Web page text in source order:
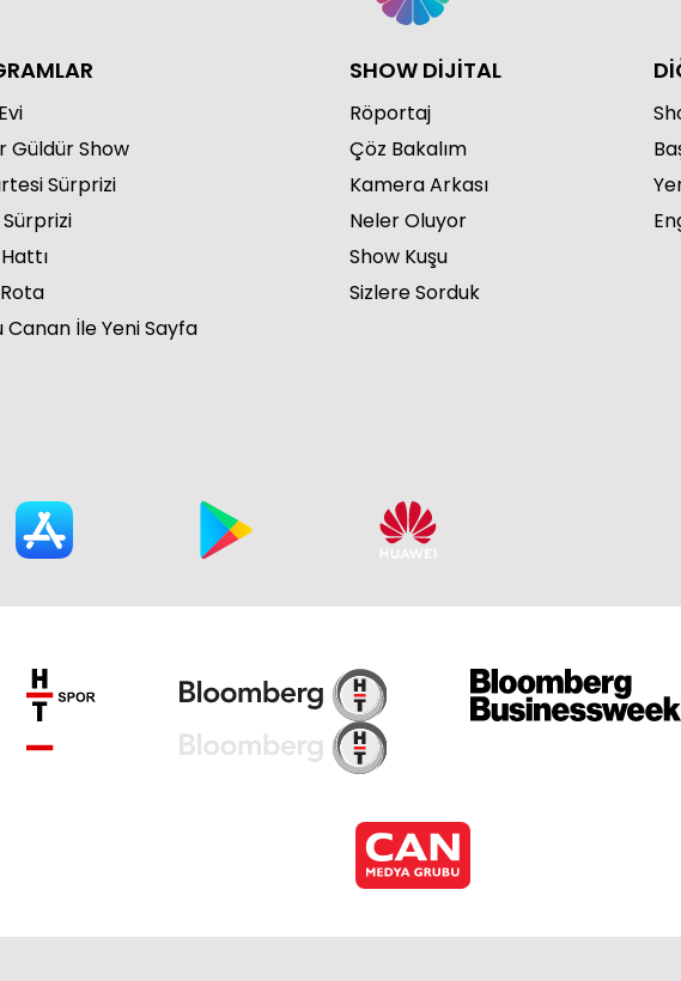
Güldür Show
Sürprizi
Canan İle Yeni Sayfa
SHOW DİJİTAL
Röportaj
Çöz Bakalım
Kamera Arkası
Neler Oluyor
Show Kuşu
Sizlere Sorduk